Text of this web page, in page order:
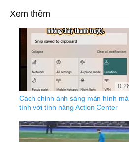
Xem thêm
Cách chỉnh ánh sáng màn hình
tính với tính năng Action Center